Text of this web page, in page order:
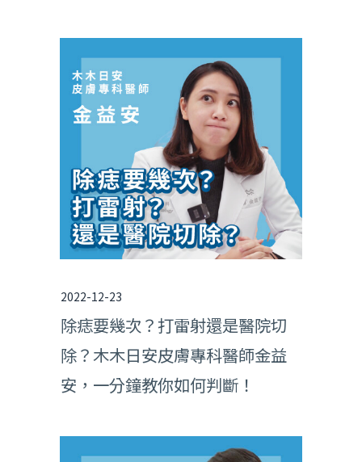
2022-12-23
除痣要幾次？打雷射還是醫院切
除？木木日安皮膚專科醫師金益
安，一分鐘教你如何判斷！